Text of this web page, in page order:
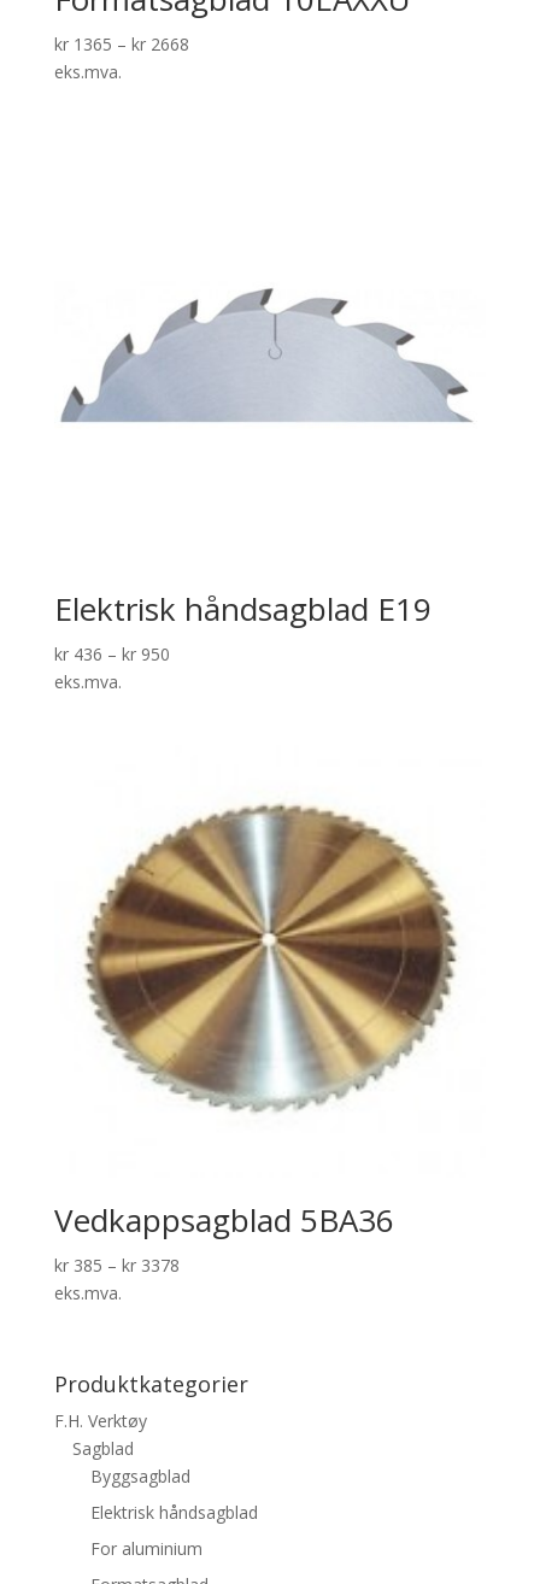
kr1365 – kr2668
eks.mva.
Elektrisk håndsagblad E19
kr436 – kr950
eks.mva.
Vedkappsagblad 5BA36
kr385 – kr3378
eks.mva.
Produktkategorier
F.H. Verktøy
Sagblad
Byggsagblad
Elektrisk håndsagblad
For aluminium